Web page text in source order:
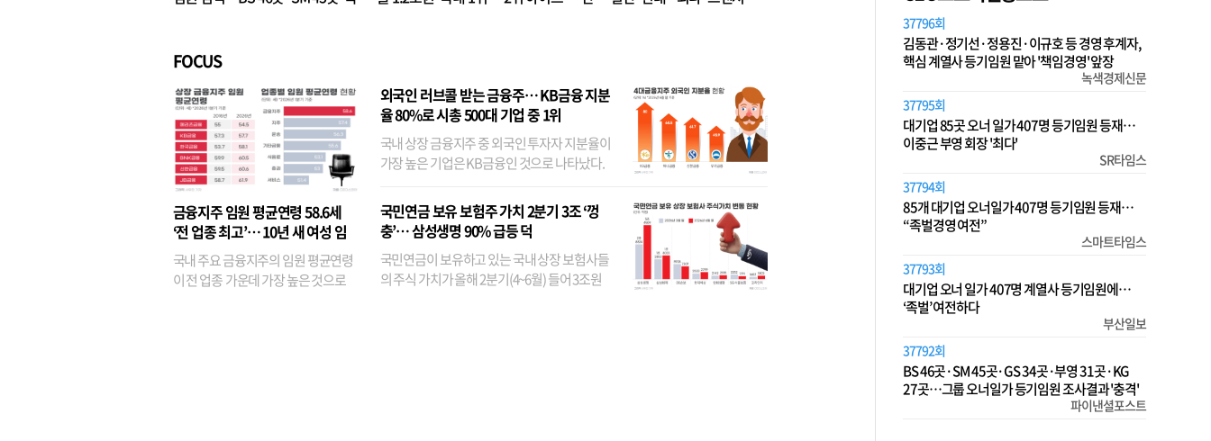
FOCUS
금융지주 임원 평균연령 58.6세
‘전 업종 최고’… 10년 새 여성 임
원은 14배 껑충
국내 주요 금융지주의 임원 평균연령
이 전 업종 가운데 가장 높은 것으로
외국인 러브콜 받는 금융주… KB금융 지분
율 80%로 시총 500대 기업 중 1위
국내 상장 금융지주 중 외국인 투자자 지분율이
가장 높은 기업은 KB금융인 것으로 나타났다.
융이었다. 특히 KB금융은 지난달 말 기준 해외
기관투자자 지분율이...
국민연금 보유 보험주 가치 2분기 3조 ‘껑
충’… 삼성생명 90% 급등 덕
국민연금이 보유하고 있는 국내 상장 보험사들
의 주식 가치가 올해 2분기(4~6월) 들어 3조원
37796회
김동관·정기선·정용진·이규호 등 경영 후계자,
핵심 계열사 등기임원 맡아 '책임경영' 앞장
녹색경제신문
37795회
대기업 85곳 오너 일가 407명 등기임원 등재…
이중근 부영 회장 '최다'
SR타임스
37794회
85개 대기업 오너일가 407명 등기임원 등재…
“족벌경영 여전”
스마트타임스
37793회
대기업 오너 일가 407명 계열사 등기임원에…
‘족벌’ 여전하다
부산일보
37792회
BS 46곳·SM 45곳·GS 34곳·부영 31곳·KG
27곳…그룹 오너일가 등기임원 조사결과 '충격'
파이낸셜포스트